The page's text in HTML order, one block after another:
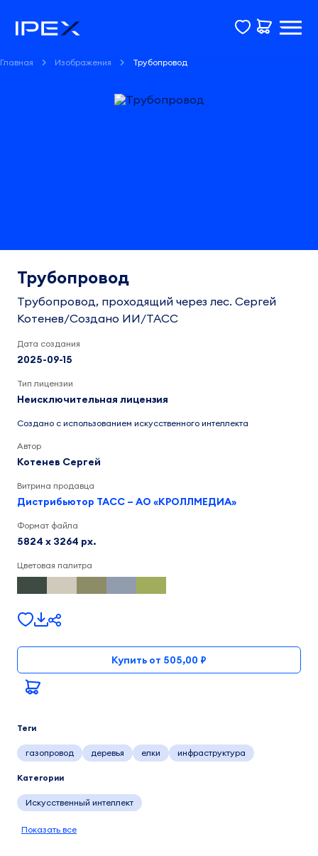
Главная Изображения Трубопровод
Трубопровод
Трубопровод, проходящий через лес. Сергей
Котенев/Создано ИИ/ТАСС
Дата создания
2025-09-15
Тип лицензии
Неисключительная лицензия
Создано с использованием искусственного интеллекта
Автор
Котенев Сергей
Витрина продавца
Дистрибьютор ТАСС – АО «КРОЛЛМЕДИА»
Формат файла
5824 x 3264 px.
Цветовая палитра
Купить от 505,00 ₽
Теги
газопровод деревья елки инфраструктура
Категории
Искусственный интеллект
Показать все